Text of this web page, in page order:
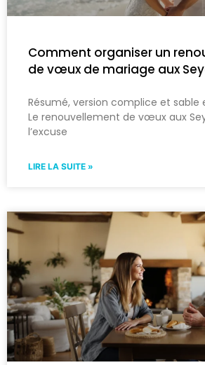
Comment organiser un
de vœux de mariage aux
Résumé, version complice et sable
Le renouvellement de vœux aux
l’excuse
LIRE LA SUITE »